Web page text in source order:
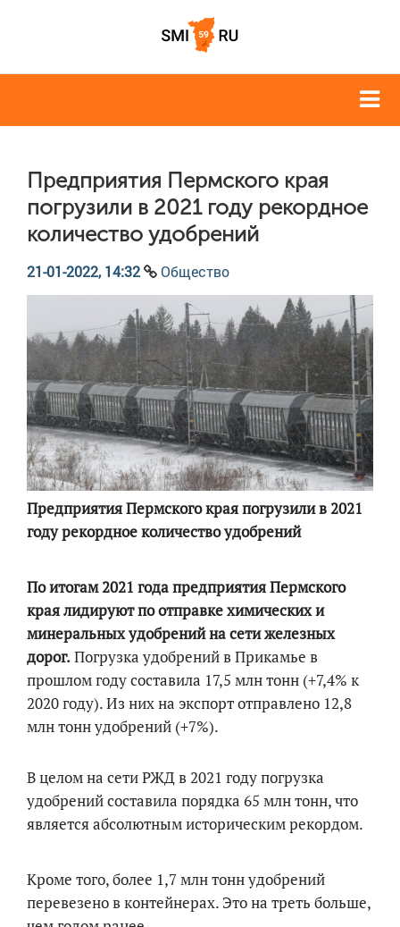
Предприятия Пермского края
погрузили в 2021 году рекордное
количество удобрений
21-01-2022, 14:32 Общество
Предприятия Пермского края погрузили в 2021
году рекордное количество удобрений
По итогам 2021 года предприятия Пермского
края лидируют по отправке химических и
минеральных удобрений на сети железных
дорог.Погрузка удобрений в Прикамье в
прошлом году составила 17,5 млн тонн (+7,4% к
2020 году). Из них на экспорт отправлено 12,8
млн тонн удобрений (+7%).
В целом на сети РЖД в 2021 году погрузка
удобрений составила порядка 65 млн тонн, что
является абсолютным историческим рекордом.
Кроме того, более 1,7 млн тонн удобрений
перевезено в контейнерах. Это на треть больше,